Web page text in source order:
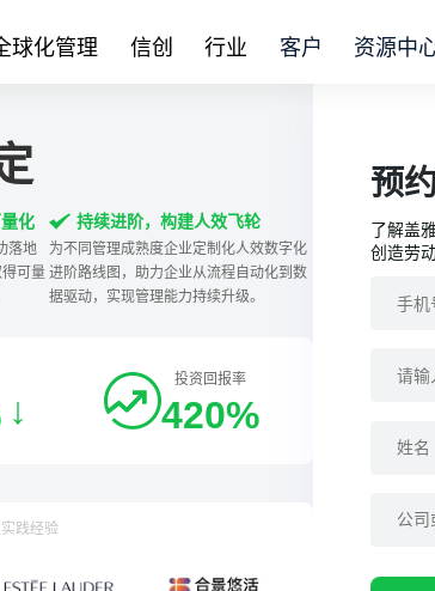
球化管理 信创 行业 客户 资源中
化
落地
可量
持续进阶，构建人效飞轮
为不同管理成熟度企业定制化人效数字化
进阶路线图，助力企业从流程自动化到数
据驱动，实现管理能力持续升级。
↓
投资回报率
420%
践经验
预
了解盖
创造劳